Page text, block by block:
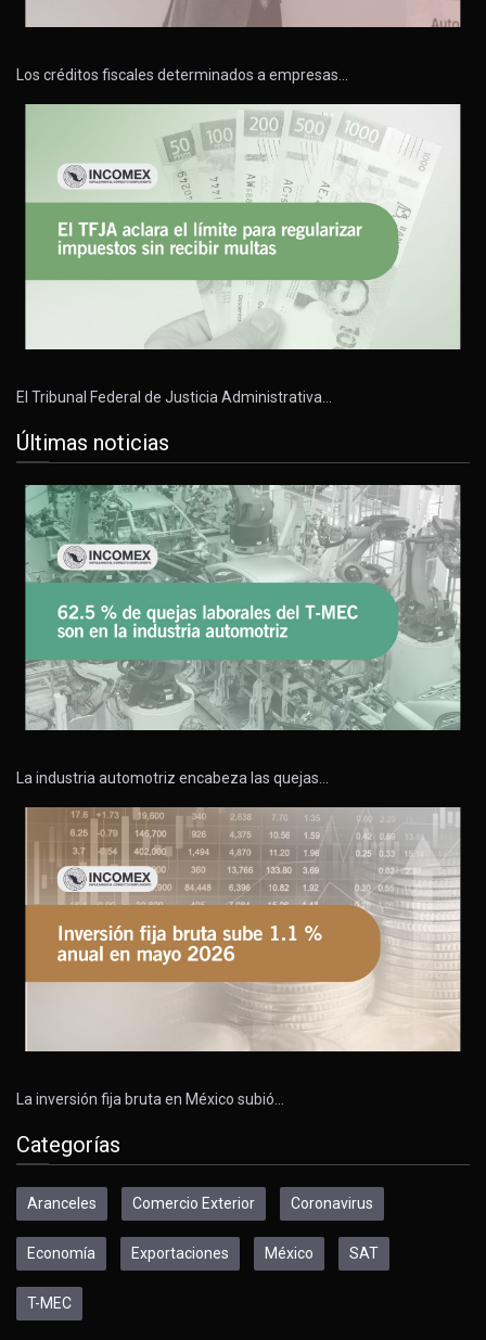
Los créditos fiscales determinados a empresas…
El Tribunal Federal de Justicia Administrativa…
Últimas noticias
La industria automotriz encabeza las quejas…
La inversión fija bruta en México subió…
Categorías
Aranceles Comercio Exterior Coronavirus
Economía Exportaciones México SAT
T-MEC